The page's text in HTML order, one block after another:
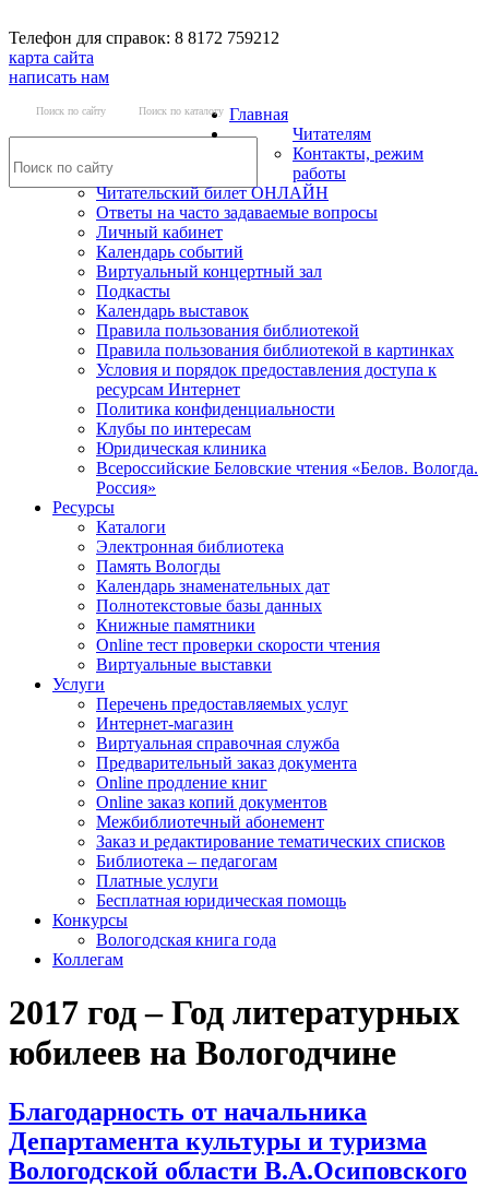
Телефон для справок: 8 8172 759212
карта сайта
написать нам
Поиск по сайту Поиск по каталогу Главная
Читателям
Контакты, режим
работы
Читательский билет ОНЛАЙН
Ответы на часто задаваемые вопросы
Личный кабинет
Календарь событий
Виртуальный концертный зал
Подкасты
Календарь выставок
Правила пользования библиотекой
Правила пользования библиотекой в картинках
Условия и порядок предоставления доступа к
ресурсам Интернет
Политика конфиденциальности
Клубы по интересам
Юридическая клиника
Всероссийские Беловские чтения «Белов. Вологда.
Россия»
Ресурсы
Каталоги
Электронная библиотека
Память Вологды
Календарь знаменательных дат
Полнотекстовые базы данных
Книжные памятники
Online тест проверки скорости чтения
Виртуальные выставки
Услуги
Перечень предоставляемых услуг
Интернет-магазин
Виртуальная справочная служба
Предварительный заказ документа
Online продление книг
Online заказ копий документов
Межбиблиотечный абонемент
Заказ и редактирование тематических списков
Библиотека – педагогам
Платные услуги
Бесплатная юридическая помощь
Конкурсы
Вологодская книга года
Коллегам
2017 год – Год литературных
юбилеев на Вологодчине
Благодарность от начальника
Департамента культуры и туризма
Вологодской области В.А.Осиповского